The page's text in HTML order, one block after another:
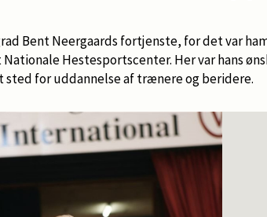
Bent Neergaards fortjenste, for det var
Hestesportscenter. Her var hans
sted for uddannelse af trænere og beridere.